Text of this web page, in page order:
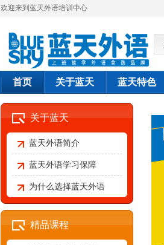
欢迎来到蓝天外语培训中心
首页 关于蓝天 蓝天特色
关于蓝天
蓝天外语简介
蓝天外语学习保障
为什么选择蓝天外语
精品课程